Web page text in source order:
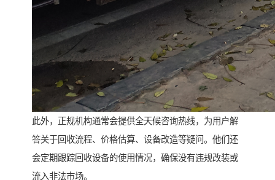
此外，正规机构通常会提供全天候咨询热线，为用户解
答关于回收流程、价格估算、设备改造等疑问。他们还
会定期跟踪回收设备的使用情况，确保没有违规改装或
流入非法市场。